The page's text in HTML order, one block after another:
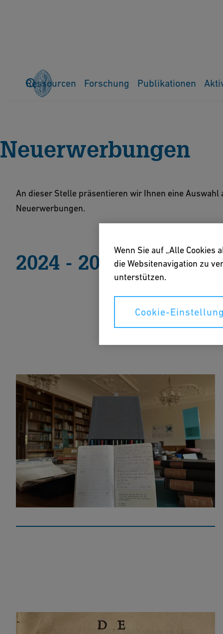
Ressourcen Forschung Publikationen
HomeRessourcen
Neuerwerbungen
An dieser Stelle präsentieren wir Ihnen eine
Neuerwerbungen.
2024 - 2025
Die Huntsman Notizbücher
Eine zeitgemässere Fortführung einer alten Praxis.
Wenn Sie auf „Alle Cookies
die Websitenavigation zu
unterstützen.
Cookie-